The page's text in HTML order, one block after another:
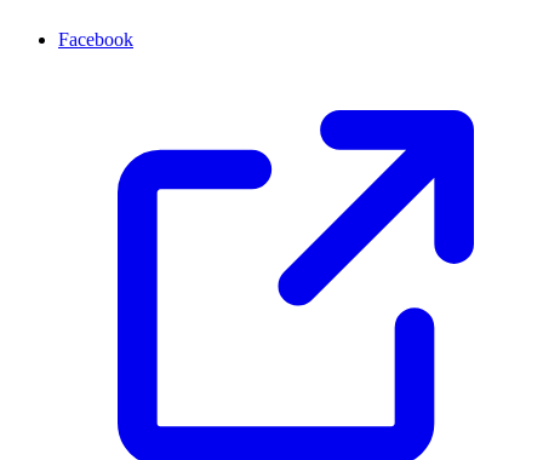
Facebook